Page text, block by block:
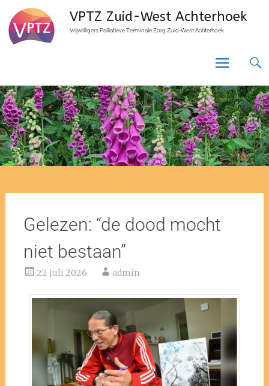
VPTZ Zuid-West Achterhoek
Vrijwilligers Palliatieve Terminale Zorg Zuid-West Achterhoek
Gelezen: “de dood mocht
niet bestaan”
22 juli 2026 admin